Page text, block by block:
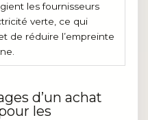
les fournisseurs
verte, ce qui
de réduire l’empreinte
d’un achat
les